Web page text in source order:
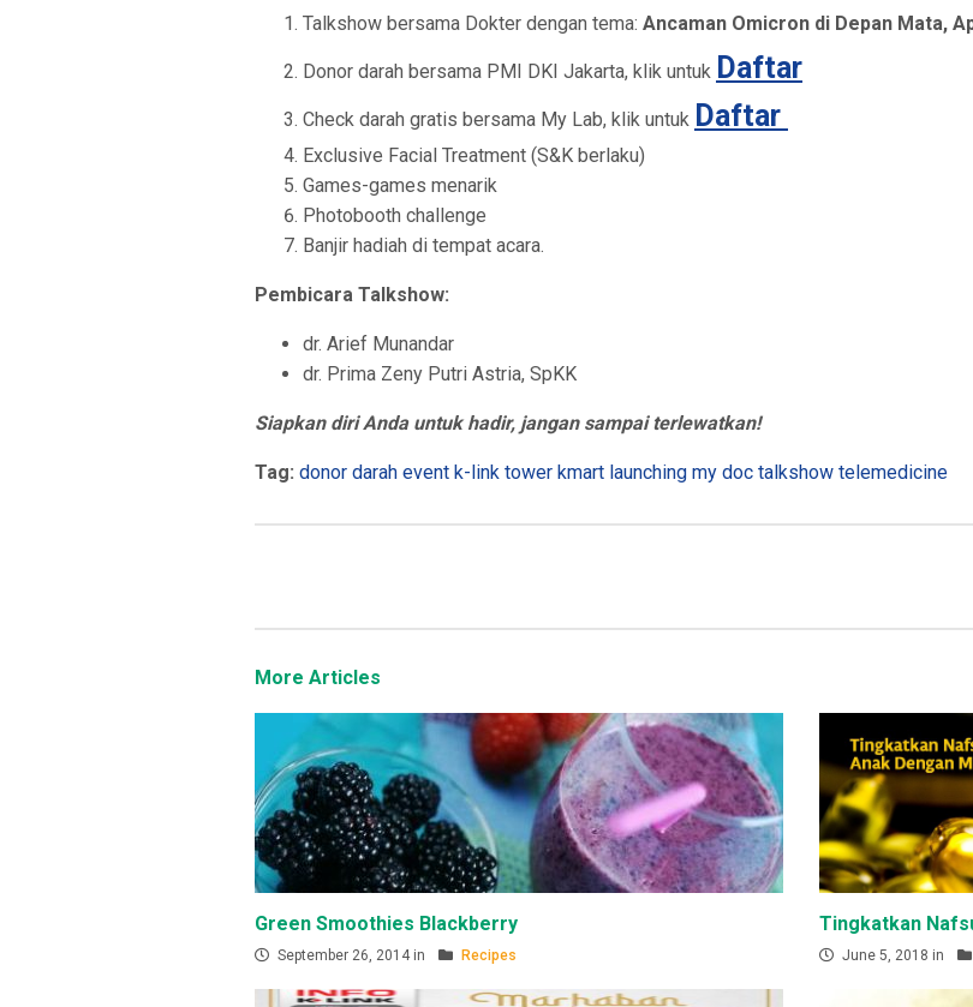
Talkshow bersama Dokter dengan tema: Ancaman Omicron di Depan Mata,
Donor darah bersama PMI DKI Jakarta, klik untuk Daftar
Check darah gratis bersama My Lab, klik untuk Daftar
Exclusive Facial Treatment (S&K berlaku)
Games-games menarik
Photobooth challenge
Banjir hadiah di tempat acara.
Pembicara Talkshow:
dr. Arief Munandar
dr. Prima Zeny Putri Astria, SpKK
Siapkan diri Anda untuk hadir, jangan sampai terlewatkan!
Tag: donor darah event k-link tower kmart launching my doc talkshow telemedicine
More Articles
Green Smoothies Blackberry
September 26, 2014 in Recipes
Tingkatkan
June 5, 2018 in